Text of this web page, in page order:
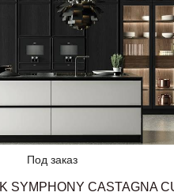
Под заказ
SYMPHONY CASTAGNA